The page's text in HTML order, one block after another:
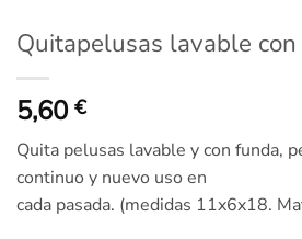
Quitapelusas lavable
5,60 €
Quita pelusas lavable y con funda,
continuo y nuevo uso en
cada pasada. (medidas 11x6x18.